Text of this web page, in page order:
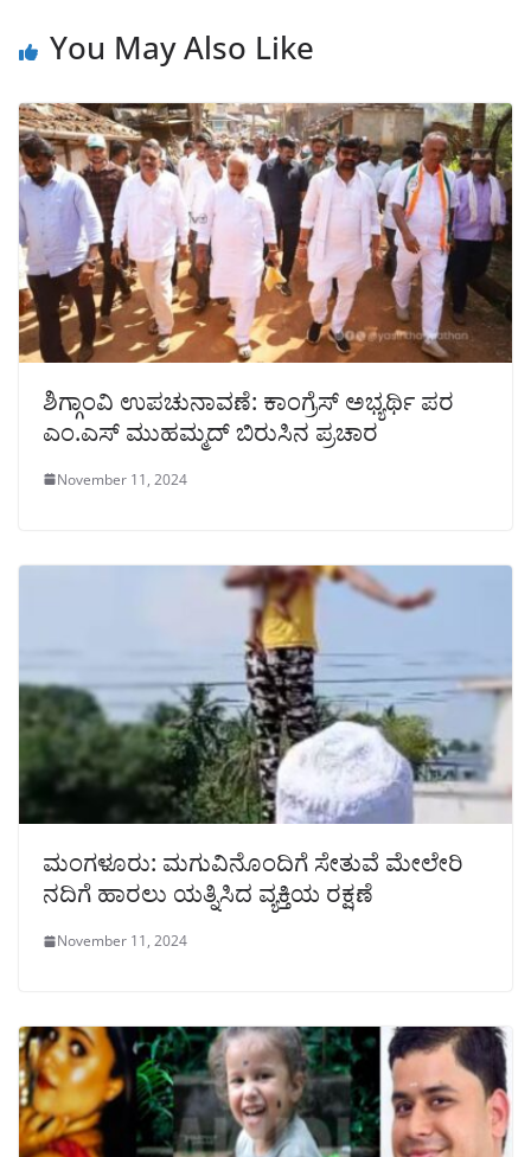
You May Also Like
ಶಿಗ್ಗಾಂವಿ ಉಪಚುನಾವಣೆ: ಕಾಂಗ್ರೆಸ್ ಅಭ್ಯರ್ಥಿ ಪರ
ಎಂ.ಎಸ್ ಮುಹಮ್ಮದ್ ಬಿರುಸಿನ ಪ್ರಚಾರ
November 11, 2024
ಮಂಗಳೂರು: ಮಗುವಿನೊಂದಿಗೆ ಸೇತುವೆ ಮೇಲೇರಿ
ನದಿಗೆ ಹಾರಲು ಯತ್ನಿಸಿದ ವ್ಯಕ್ತಿಯ ರಕ್ಷಣೆ
November 11, 2024